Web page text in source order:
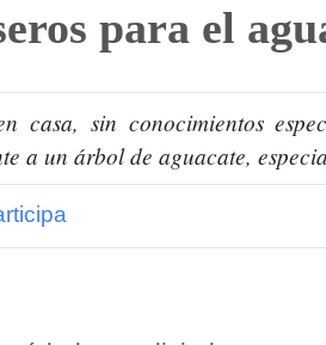
para el
casa, sin conocimientos
a un árbol de aguacate,